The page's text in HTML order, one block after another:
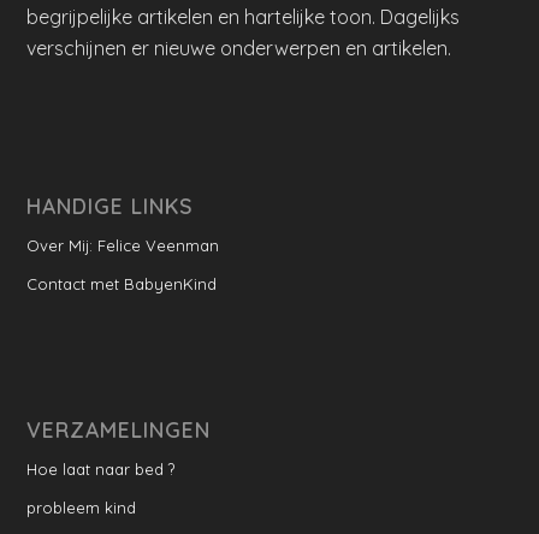
begrijpelijke artikelen en hartelijke toon. Dagelijks
verschijnen er nieuwe onderwerpen en artikelen.
HANDIGE LINKS
Over Mij: Felice Veenman
Contact met BabyenKind
VERZAMELINGEN
Hoe laat naar bed ?
probleem kind